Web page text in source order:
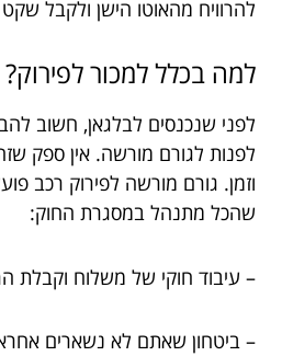
להרוויח מהאוטו הישן ולקבל
למה בכלל למכור לפירוק?
לפני שנכנסים לבלגאן, חשוב
לפנות לגורם מורשה. אין ספק
וזמן. גורם מורשה לפירוק רכב
שהכל מתנהל במסגרת החוק:
– עיבוד חוקי של משלוח וקבלת
– ביטחון שאתם לא נשארים